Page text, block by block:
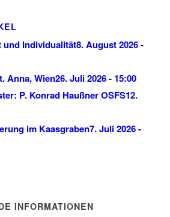
und Individualität8. August 2026 -
Anna, Wien26. Juli 2026 - 15:00
P. Konrad Haußner OSFS12.
im Kaasgraben7. Juli 2026 -
INFORMATIONEN